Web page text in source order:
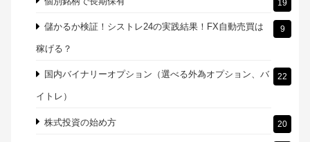
19
儲かるか検証！シストレ24の実践結果！FX自動売買は
稼げる？
9
国内バイナリーオプション（選べる外為オプション、バ
イトレ）
22
株式投資の始め方 20